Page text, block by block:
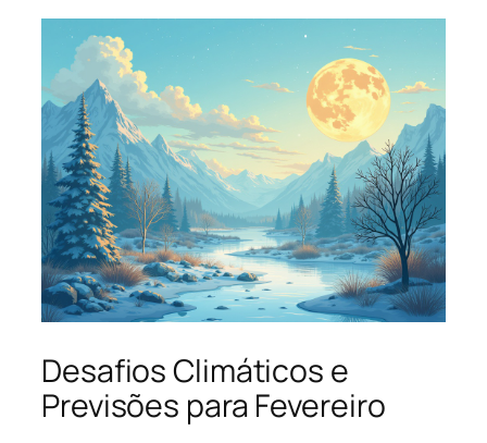
Desafios Climáticos e
Previsões para Fevereiro